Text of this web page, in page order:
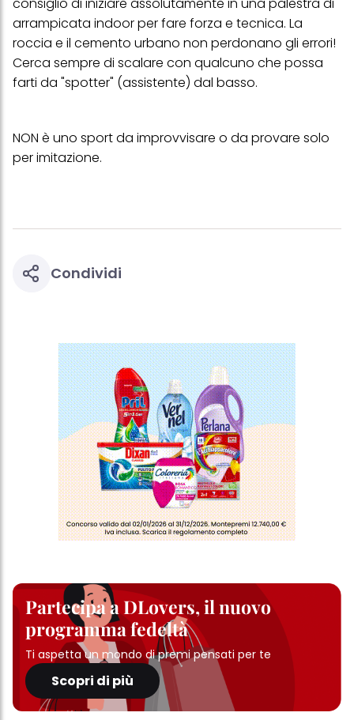
arrampicata indoor per fare forza e tecnica. La
roccia e il cemento urbano non perdonano gli errori!
Cerca sempre di scalare con qualcuno che possa
farti da "spotter" (assistente) dal basso.
NON è uno sport da improvvisare o da provare solo
per imitazione.
Condividi
Partecipa a DLovers, il nuovo
programma fedeltà
Ti aspetta un mondo di premi pensati per te
Scopri di più
più degli scopi sopra menzionati. Cliccando su "Accetta tutto",
acconsenti all'uso dei cookie e al trattamento dei tuoi dati
personali per tutte le finalità sopra indicate. Se fai clic su "Rifiuta",
verranno utilizzati solo i cookie tecnicamente necessari per fornirti
questo sito web.